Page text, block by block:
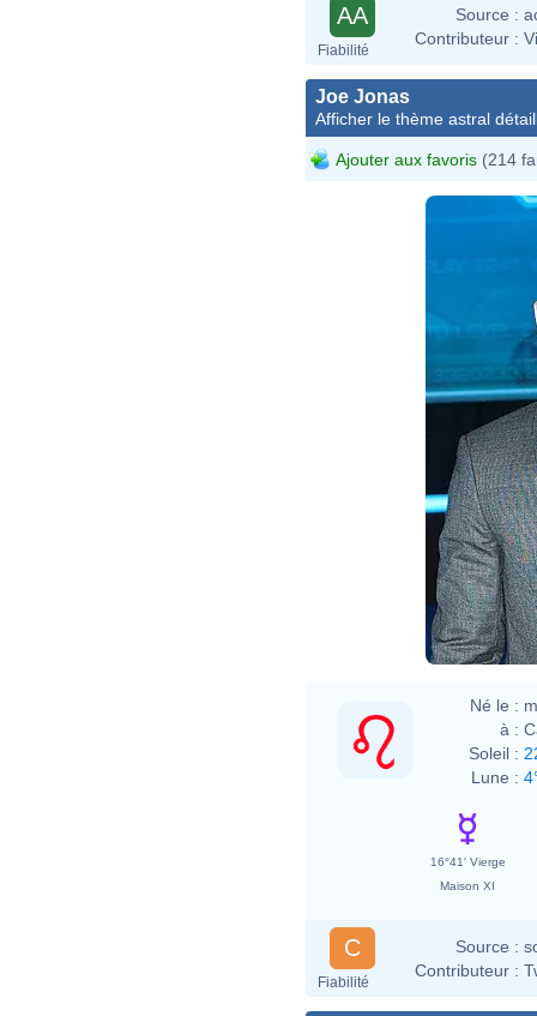
AA
Fiabilité
Source :
Contributeur :
Joe Jonas
Afficher le thème astral
Ajouter aux favoris (214
Né le :
à :
Soleil :
Lune :
16°41' Vierge
Maison XI
C
Fiabilité
Source :
Contributeur :